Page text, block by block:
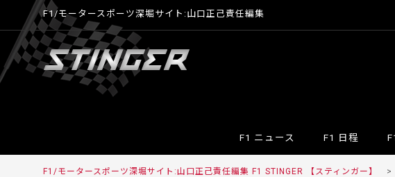
F1/モータースポーツ深堀サイト:山口正己責任編集
F1 ニュース F1 日程
F1/モータースポーツ深堀サイト:山口正己責任編集 F1 STINGER 【スティンガー】